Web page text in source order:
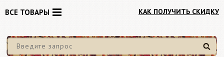
КАК ПОЛУЧИТЬ СКИДКУ
Найти
ВСЕ ТОВАРЫ